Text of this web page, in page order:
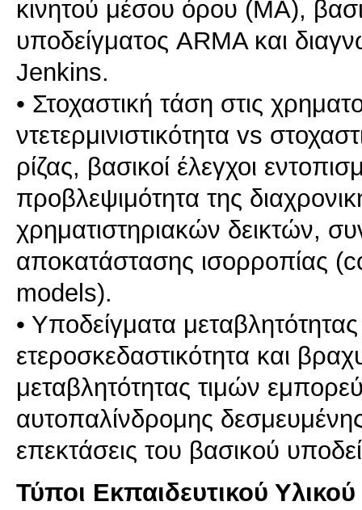
κινητού μέσου όρου (MA),
υποδείγματος ARMA και
Jenkins.
• Στοχαστική τάση στις
ντετερμινιστικότητα vs
ρίζας, βασικοί έλεγχοι
προβλεψιμότητα της
χρηματιστηριακών δεικτών,
αποκατάστασης ισορροπίας
models).
• Υποδείγματα
ετεροσκεδαστικότητα και
μεταβλητότητας τιμών
αυτοπαλίνδρομης
επεκτάσεις του βασικού
Τύποι Εκπαιδευτικού Υλικού